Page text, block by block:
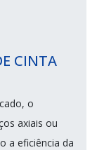
CINTA
o
axiais ou
a eficiência da